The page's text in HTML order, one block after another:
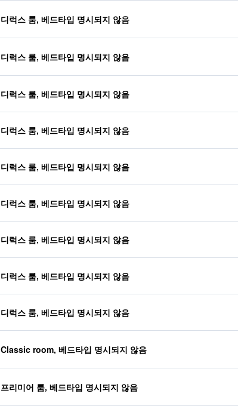
디럭스 룸, 베드타입 명시되지 않음
디럭스 룸, 베드타입 명시되지 않음
디럭스 룸, 베드타입 명시되지 않음
디럭스 룸, 베드타입 명시되지 않음
디럭스 룸, 베드타입 명시되지 않음
디럭스 룸, 베드타입 명시되지 않음
디럭스 룸, 베드타입 명시되지 않음
디럭스 룸, 베드타입 명시되지 않음
디럭스 룸, 베드타입 명시되지 않음
Classic room, 베드타입 명시되지 않음
프리미어 룸, 베드타입 명시되지 않음